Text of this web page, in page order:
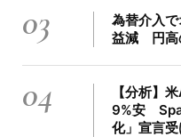
03
為替介入
益減 円高
04
【分析】
9%安
化」宣言受